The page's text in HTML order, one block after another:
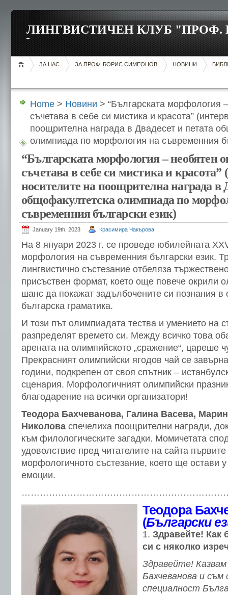
ЛИНГВИСТИЧЕН КЛУБ
ЗА НАС ЗА ПРОФ. БОРИС СИМЕОНОВ НОВИНИ
Home > Новини > “Българската морфология
съчетава в себе си мистика и красота”
поощрителна награда в Двадесет и петата
олимпиада по морфология на съвременния
“Българската морфология – необятен
съчетава в себе си мистика и красота”
носителите на поощрителна награда в
общофакултетска олимпиада по
съвременния български език)
January 19th, 2023 Красимира Чакърова
На 8 януари 2023 г. се проведе юбилейната
морфология на съвременния български език.
лингвистично състезание отбеляза
присъствен формат, което още повече окрили
шанс да покажат задълбочените си познания в
българска граматика.
И този път олимпиадата тества и умението на
разпределят времето си. Между всичко това
арената на олимпийското „сражение“, цареше
Прекрасният олимпийски ягодов чай се
години, подкрепен от своя спътник –
сценария. Морфологичният олимпийски
благодарение на всички организатори!
Теодора Бахчеванова, Галина Васева,
Николова спечелиха поощрителни награди,
към филологическите загадки. Момичетата
удоволствие пред читателите на сайта
морфологичното състезание, което ще остави
емоции.
Теодора
(Български
Здравейте! Как
си с няколко
Здравейте! Казвам
Бахчеванова и
специалност